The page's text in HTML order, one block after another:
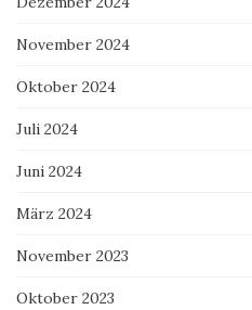
November 2024
Oktober 2024
Juli 2024
Juni 2024
März 2024
November 2023
Oktober 2023